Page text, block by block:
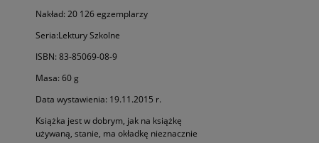
Nakład: 20 126 egzemplarzy
Seria:Lektury Szkolne
ISBN: 83-85069-08-9
Masa: 60 g
Data wystawienia: 19.11.2015 r.
Książka jest w dobrym, jak na książkę
używaną, stanie, ma okładkę nieznacznie